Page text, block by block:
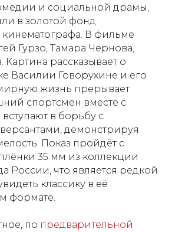
и социальной драмы,
в золотой фонд
кинематографа. В фильме
Гурзо, Тамара Чернова,
Картина рассказывает о
Василии Говорухине и его
жизнь прерывает
спортсмен вместе с
в борьбу с
демонстрируя
Показ пройдёт с
35 мм из коллекции
России, что является редкой
классику в её
формате.
по предварительной